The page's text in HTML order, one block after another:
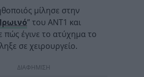
μίλησε στην
” του ΑΝΤ1 και
πώς έγινε το ατύχημα το
σε χειρουργείο.
ΔΙΑΦΗΜΙΣΗ